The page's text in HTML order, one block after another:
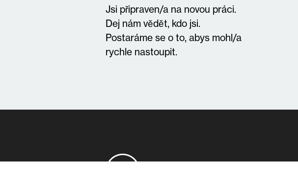
Jsi připraven/a na novou práci.
Dej nám vědět, kdo jsi.
Postaráme se o to, abys mohl/a
rychle nastoupit.